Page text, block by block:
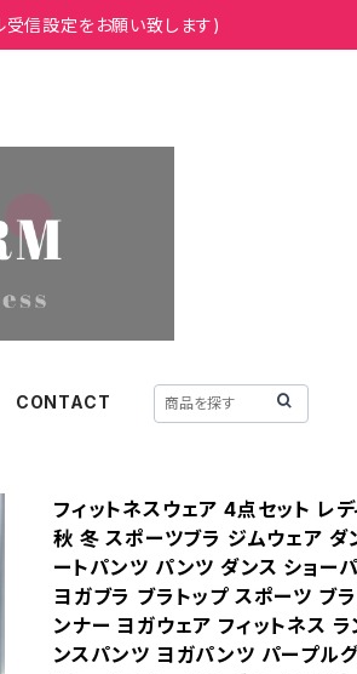
信設定をお願い致します)
CONTACT
フィットネスウェア 4点セット レ
秋 冬 スポーツブラ ジムウェア ダ
ートパンツ パンツ ダンス ショー
ヨガブラ ブラトップ スポーツ ブ
ンナー ヨガウェア フィットネス
ンスパンツ ヨガパンツ パープル